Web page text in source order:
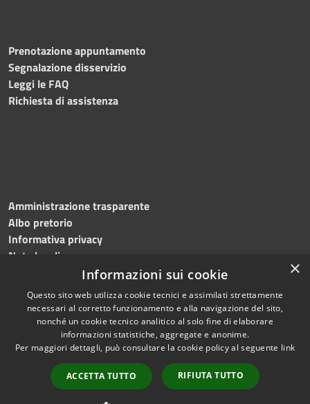
Prenotazione appuntamento
Segnalazione disservizio
Leggi le FAQ
Richiesta di assistenza
Amministrazione trasparente
Albo pretorio
Informativa privacy
Note legali
Dichiarazione di accessibilità
Accessibilità
Copyright © 2026 • Comune di
Roncade • Powered by
Municipium•
Accesso
redazione
×
Informazioni sui cookie
Questo sito web utilizza cookie tecnici e assimilati strettamente
necessari al corretto funzionamento e alla navigazione del sito,
nonché un cookie tecnico analitico al solo fine di elaborare
informazioni statistiche, aggregate e anonime.
Per maggiori dettagli, può consultare la cookie policy al seguente link
ACCETTA TUTTO RIFIUTA TUTTO